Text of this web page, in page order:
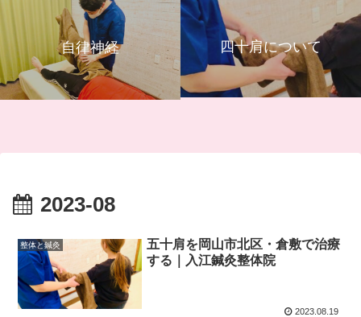
自律神経 四十肩について
2023-08
整体と鍼灸
五十肩を岡山市北区・倉敷で治療
する｜入江鍼灸整体院
2023.08.19